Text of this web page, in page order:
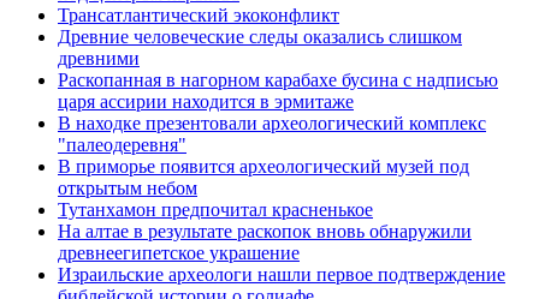
Трансатлантический экоконфликт
Древние человеческие следы оказались слишком
древними
Раскопанная в нагорном карабахе бусина с надписью
царя ассирии находится в эрмитаже
В находке презентовали археологический комплекс
"палеодеревня"
В приморье появится археологический музей под
открытым небом
Тутанхамон предпочитал красненькое
На алтае в результате раскопок вновь обнаружили
древнеегипетское украшение
Израильские археологи нашли первое подтверждение